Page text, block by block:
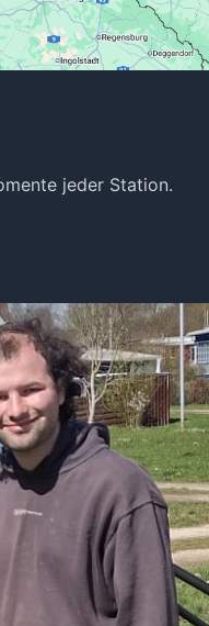
jeder Station.